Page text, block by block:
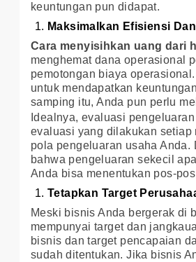
keuntungan pun didapat.
Maksimalkan Efisiensi
Cara menyisihkan uang dari
menghemat dana operasional
pemotongan biaya
untuk mendapatkan
samping itu, Anda pun perlu
Idealnya, evaluasi
evaluasi yang dilakukan setiap
pola pengeluaran usaha
bahwa pengeluaran sekecil
Anda bisa menentukan pos-
Tetapkan Target
Meski bisnis Anda bergerak di
mempunyai target dan
bisnis dan target pencapaian
sudah ditentukan. Jika bisnis